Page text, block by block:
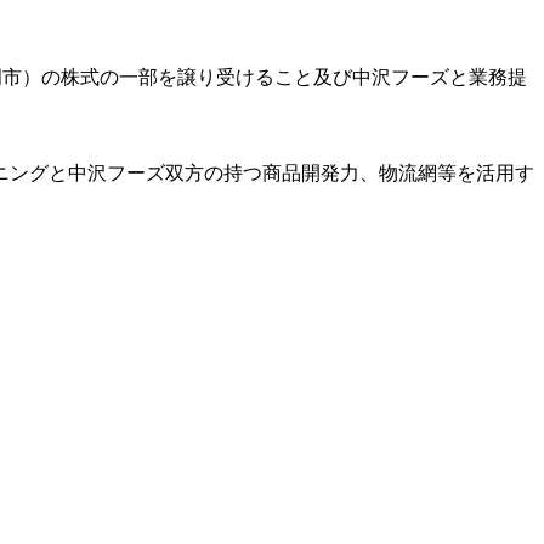
）の株式の一部を譲り受けること及び中沢フーズと業務提
グと中沢フーズ双方の持つ商品開発力、物流網等を活用す